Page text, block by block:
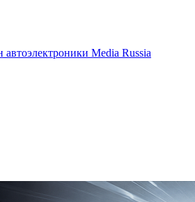
автоэлектроники Media Russia